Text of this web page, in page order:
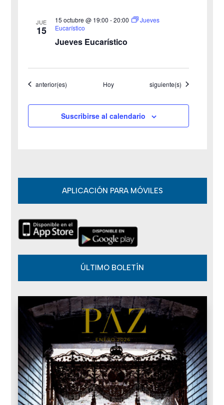
e
v
e
o
JUE
15
Jueves Eucarístico
15 octubre @ 19:00 -20:00
Jueves
Eucarístico
Eventos
anterior(es) Hoy Eventos
siguiente(s)
Suscribirse al calendario
APLICACIÓN PARA MÓVILES
ÚLTIMO BOLETÍN